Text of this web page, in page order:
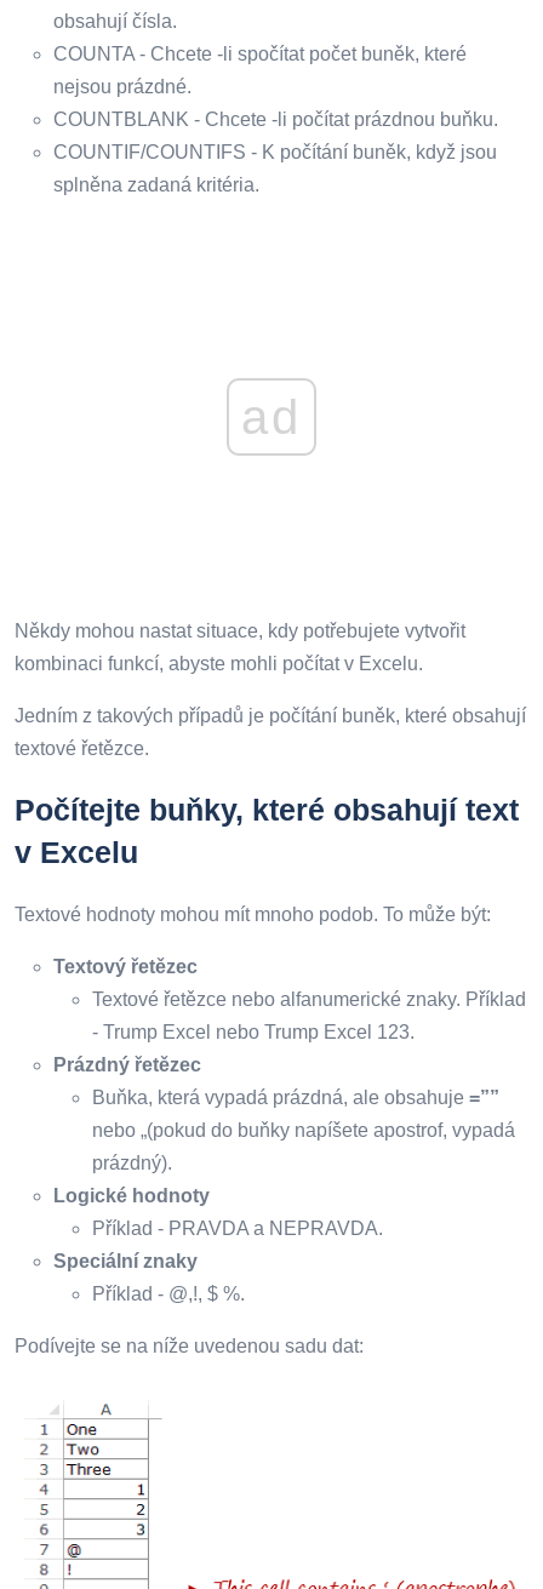
obsahují čísla.
COUNTA - Chcete -li spočítat počet buněk, které
nejsou prázdné.
COUNTBLANK - Chcete -li počítat prázdnou buňku.
COUNTIF/COUNTIFS - K počítání buněk, když jsou
splněna zadaná kritéria.
ad
Někdy mohou nastat situace, kdy potřebujete vytvořit
kombinaci funkcí, abyste mohli počítat v Excelu.
Jedním z takových případů je počítání buněk, které obsahují
textové řetězce.
Počítejte buňky, které obsahují text
v Excelu
Textové hodnoty mohou mít mnoho podob. To může být:
Textový řetězec
Textové řetězce nebo alfanumerické znaky. Příklad
- Trump Excel nebo Trump Excel 123.
Prázdný řetězec
Buňka, která vypadá prázdná, ale obsahuje =””
nebo „(pokud do buňky napíšete apostrof, vypadá
prázdný).
Logické hodnoty
Příklad - PRAVDA a NEPRAVDA.
Speciální znaky
Příklad - @,!, $ %.
Podívejte se na níže uvedenou sadu dat: